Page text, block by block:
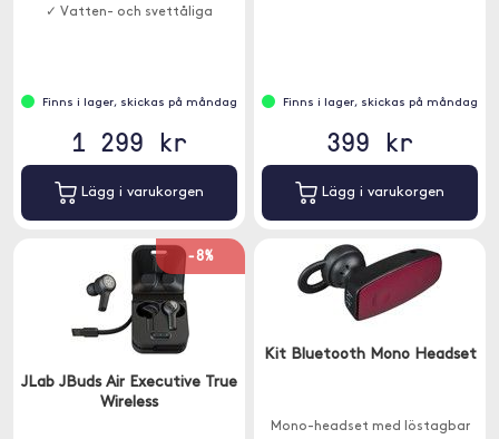
✓ Vatten- och svettåliga
Finns i lager, skickas på måndag
1 299 kr
Lägg i varukorgen
Finns i lager, skickas på måndag
399 kr
Lägg i varukorgen
-8%
JLab JBuds Air Executive True
Wireless
Kit Bluetooth Mono Headset
Mono-headset med löstagbar